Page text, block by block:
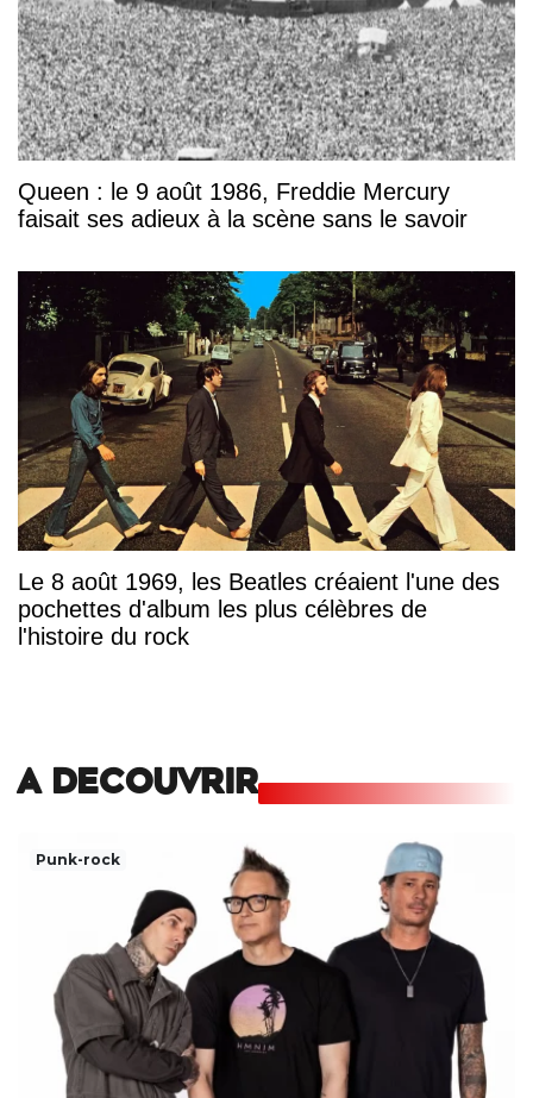
Queen : le 9 août 1986, Freddie Mercury
faisait ses adieux à la scène sans le savoir
Le 8 août 1969, les Beatles créaient l'une des
pochettes d'album les plus célèbres de
l'histoire du rock
A DECOUVRIR
Punk-rock